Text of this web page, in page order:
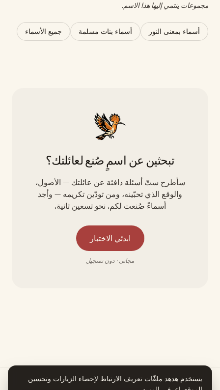
مجموعات ينتمي إليها هذا الاسم.
أسماء بمعنى النور أسماء بنات مسلمة جميع الأسماء
تبحثين عن اسمٍ صُنع لعائلتك؟
سأطرح ستّ أسئلة دافئة عن عائلتك — الأصول،
والوقع الذي تحبّينه، ومن تودّين تكريمه — وأجد
أسماءً صُنعت لكم. نحو تسعين ثانية.
ابدئي الاختبار
مجاني · دون تسجيل
يستخدم هدهد ملفّات تعريف الارتباط لإحصاء الزيارات وتحسين